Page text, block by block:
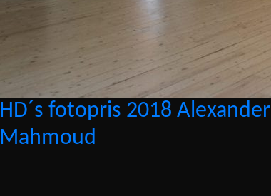
HD´s fotopris 2018 Alexander
Mahmoud